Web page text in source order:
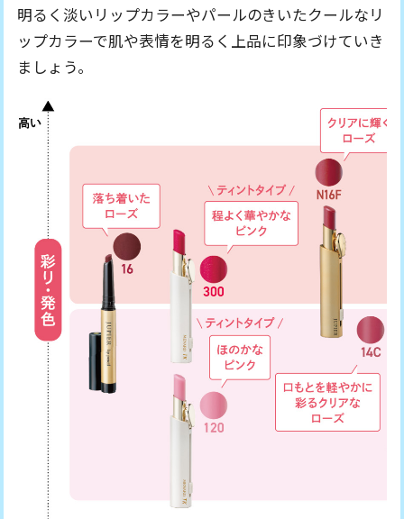
明るく淡いリップカラーやパールのきいたクールなリ
ップカラーで肌や表情を明るく上品に印象づけていき
ましょう。